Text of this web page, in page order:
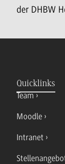
der DHBW
Quicklinks
Team
Moodle
Intranet